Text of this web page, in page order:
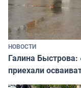
НОВОСТИ
Галина
приехали